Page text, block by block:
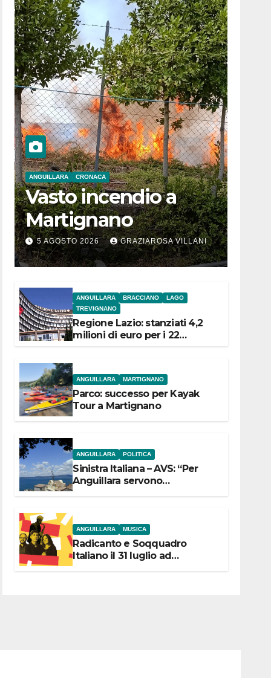
ANGUILLARA CRONACA
Vasto incendio a
Martignano
5 AGOSTO 2026 GRAZIAROSA VILLANI
ANGUILLARA BRACCIANO
LAGO
TREVIGNANO
Regione Lazio: stanziati 4,2
milioni di euro per i 22
ANGUILLARA MARTIGNANO
Parco: successo per Kayak
Tour a Martignano
ANGUILLARA POLITICA
Sinistra Italiana – AVS: “Per
Anguillara servono
ANGUILLARA MUSICA
Radicanto e Soqquadro
Italiano il 31 luglio ad